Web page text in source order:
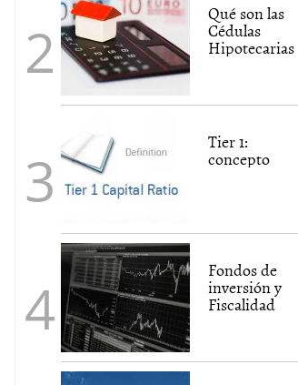
Qué son las
Cédulas
Hipotecarias
Tier 1:
concepto
Fondos de
inversión y
Fiscalidad